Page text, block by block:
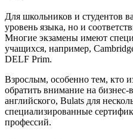
Для школьников и студентов
уровень языка, но и
Многие экзамены имеют
учащихся, например,
DELF Prim.
Взрослым, особенно тем, кто
обратить внимание на
английского, Bulats для
специализированные
профессий.